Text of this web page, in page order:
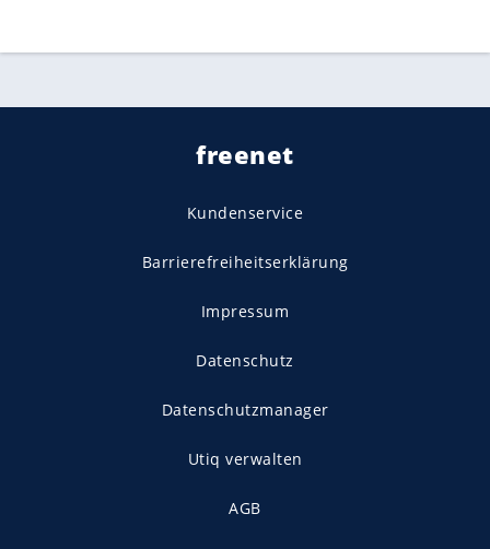
freenet
Kundenservice
Barrierefreiheitserklärung
Impressum
Datenschutz
Datenschutzmanager
Utiq verwalten
AGB